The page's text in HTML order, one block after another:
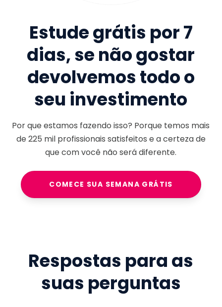
Estude grátis por 7
dias, se não gostar
devolvemos todo o
seu investimento
Por que estamos fazendo isso? Porque temos mais
de225 milprofissionais satisfeitos e a certeza de
que com você não será diferente.
COMECE SUA SEMANA GRÁTIS
Respostas para as
suas perguntas